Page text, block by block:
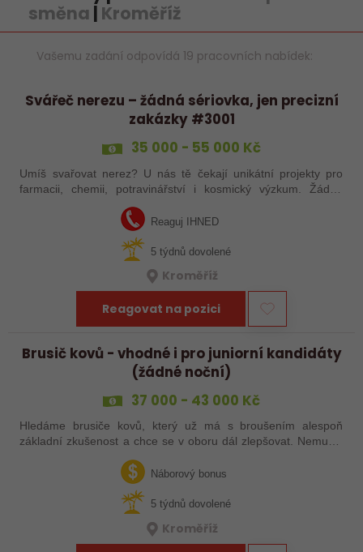
směna | Kroměříž
Vašemu zadání odpovídá 19 pracovních nabídek:
Svářeč nerezu – žádná sériovka, jen precizní
zakázky #3001
35 000 - 55 000 Kč
Umíš svařovat nerez? U nás tě čekají unikátní projekty pro
farmacii, chemii, potravinářství i kosmický výzkum. Žádná
rutina, ale precizní práce, která má smysl.
Reaguj IHNED
5 týdnů dovolené
Kroměříž
Reagovat na pozici
Brusič kovů - vhodné i pro juniorní kandidáty
(žádné noční)
37 000 - 43 000 Kč
Hledáme brusiče kovů, který už má s broušením alespoň
základní zkušenost a chce se v oboru dál zlepšovat. Nemusíš
abys už někdy pracoval…Náborový bonus
5 týdnů dovolené
Kroměříž